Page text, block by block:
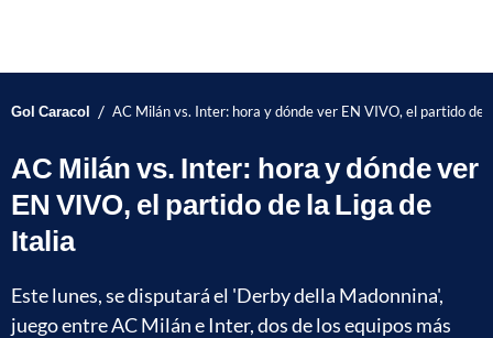
Gol Caracol / AC Milán vs. Inter: hora y dónde ver EN VIVO, el partido de
AC Milán vs. Inter: hora y dónde ver
EN VIVO, el partido de la Liga de
Italia
Este lunes, se disputará el 'Derby della Madonnina',
juego entre AC Milán e Inter, dos de los equipos más